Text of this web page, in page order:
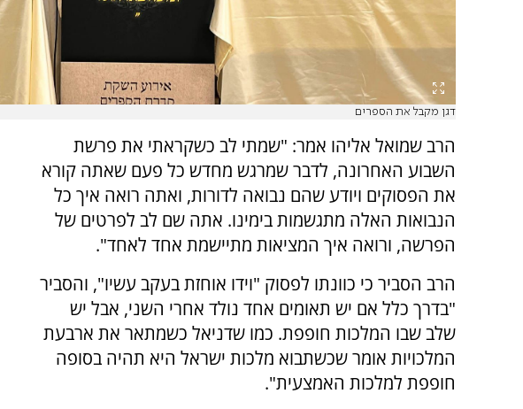
דגן מקבל את הספרים
הרב שמואל אליהו אמר: "שמתי לב כשקראתי את פרשת
השבוע האחרונה, לדבר שמרגש מחדש כל פעם שאתה קורא
את הפסוקים ויודע שהם נבואה לדורות, ואתה רואה איך כל
הנבואות האלה מתגשמות בימינו. אתה שם לב לפרטים של
הפרשה, ורואה איך המציאות מתיישמת אחד לאחד".
הרב הסביר כי כוונתו לפסוק "וידו אוחזת בעקב עשיו", והסביר
"בדרך כלל אם יש תאומים אחד נולד אחרי השני, אבל יש
שלב שבו המלכות חופפת. כמו שדניאל כשמתאר את ארבעת
המלכויות אומר שכשתבוא מלכות ישראל היא תהיה בסופה
חופפת למלכות האמצעית".